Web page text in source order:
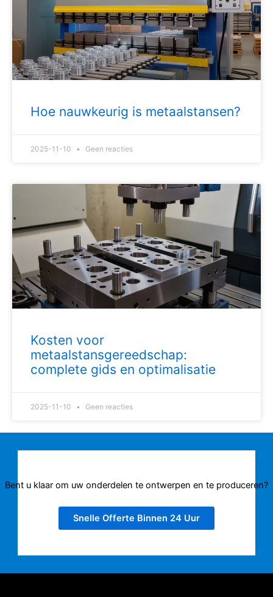
Hoe nauwkeurig is metaalstansen?
2025-11-10 Geen reacties
Kosten voor
metaalstansgereedschap:
complete gids en optimalisatie
2025-11-10 Geen reacties
Bent u klaar om uw onderdelen te ontwerpen en te produceren?
Snelle Offerte Binnen 24 Uur